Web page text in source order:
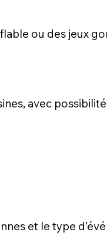
ou des jeux
avec
et le type